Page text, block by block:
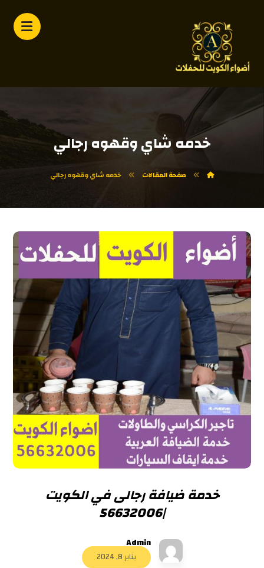
خدمه شاي وقهوه رجالي
صفحة المقالات خدمه شاي وقهوه رجالي
خدمة ضيافة رجالى في الكويت
|56632006
Admin
يناير 8, 2024